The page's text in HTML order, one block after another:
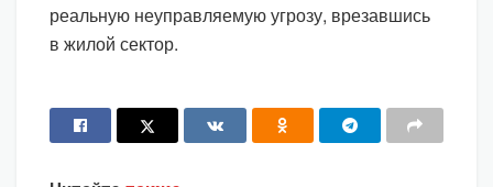
реальную неуправляемую угрозу, врезавшись
в жилой сектор.